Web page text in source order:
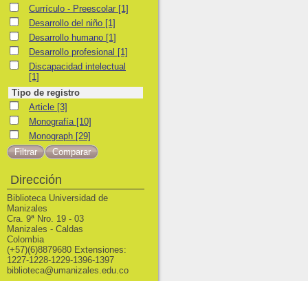
Currículo - Preescolar
Currículo - Preescolar [1]
Desarrollo del niño
Desarrollo del niño [1]
Desarrollo humano
Desarrollo humano [1]
Desarrollo profesional
Desarrollo profesional [1]
Discapacidad intelectual
Discapacidad intelectual
[1]
Tipo de registro
ArticleArticle [3]
Monografía
Monografía [10]
Monograph
Monograph [29]
Dirección
Biblioteca Universidad de
Manizales
Cra. 9ª Nro. 19 - 03
Manizales - Caldas
Colombia
(+57)(6)8879680 Extensiones:
1227-1228-1229-1396-1397
biblioteca@umanizales.edu.co